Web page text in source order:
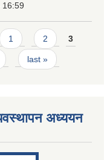
16:59
1 2 3
last »
अध्ययन